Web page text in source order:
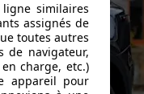
similaires
assignés de
toutes autres
de navigateur,
charge, etc.)
appareil pour